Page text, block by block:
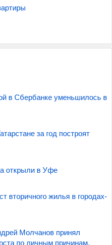
в Сбербанке уменьшилось в
за год построят
открыли в Уфе
вторичного жилья в городах-
Молчанов принял
по личным причинам.